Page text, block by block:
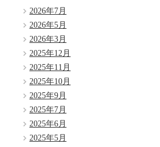
2026年7月
2026年5月
2026年3月
2025年12月
2025年11月
2025年10月
2025年9月
2025年7月
2025年6月
2025年5月